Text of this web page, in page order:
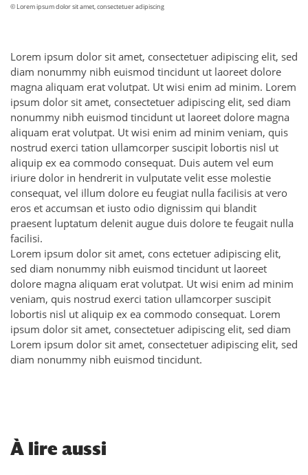
© Lorem ipsum dolor sit amet, consectetuer adipiscing
Lorem ipsum dolor sit amet, consectetuer adipiscing elit, sed
diam nonummy nibh euismod tincidunt ut laoreet dolore
magna aliquam erat volutpat. Ut wisi enim ad minim. Lorem
ipsum dolor sit amet, consectetuer adipiscing elit, sed diam
nonummy nibh euismod tincidunt ut laoreet dolore magna
aliquam erat volutpat. Ut wisi enim ad minim veniam, quis
nostrud exerci tation ullamcorper suscipit lobortis nisl ut
aliquip ex ea commodo consequat. Duis autem vel eum
iriure dolor in hendrerit in vulputate velit esse molestie
consequat, vel illum dolore eu feugiat nulla facilisis at vero
eros et accumsan et iusto odio dignissim qui blandit
praesent luptatum delenit augue duis dolore te feugait nulla
facilisi.
Lorem ipsum dolor sit amet, cons ectetuer adipiscing elit,
sed diam nonummy nibh euismod tincidunt ut laoreet
dolore magna aliquam erat volutpat. Ut wisi enim ad minim
veniam, quis nostrud exerci tation ullamcorper suscipit
lobortis nisl ut aliquip ex ea commodo consequat. Lorem
ipsum dolor sit amet, consectetuer adipiscing elit, sed diam
Lorem ipsum dolor sit amet, consectetuer adipiscing elit, sed
diam nonummy nibh euismod tincidunt.
À lire aussi